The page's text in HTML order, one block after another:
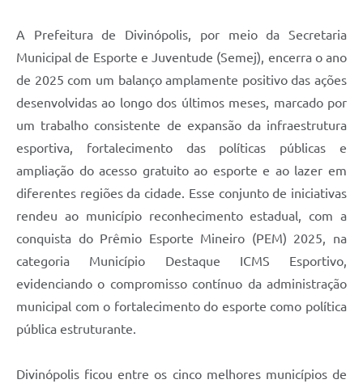
A Prefeitura de Divinópolis, por meio da Secretaria
Municipal de Esporte e Juventude (Semej), encerra o ano
de 2025 com um balanço amplamente positivo das ações
desenvolvidas ao longo dos últimos meses, marcado por
um trabalho consistente de expansão da infraestrutura
esportiva, fortalecimento das políticas públicas e
ampliação do acesso gratuito ao esporte e ao lazer em
diferentes regiões da cidade. Esse conjunto de iniciativas
rendeu ao município reconhecimento estadual, com a
conquista do Prêmio Esporte Mineiro (PEM) 2025, na
categoria Município Destaque ICMS Esportivo,
evidenciando o compromisso contínuo da administração
municipal com o fortalecimento do esporte como política
pública estruturante.
Divinópolis ficou entre os cinco melhores municípios de